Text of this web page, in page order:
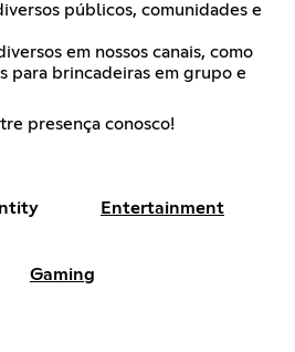
públicos, comunidades e
em nossos canais, como
para brincadeiras em grupo e
presença conosco!
Entertainment
Gaming